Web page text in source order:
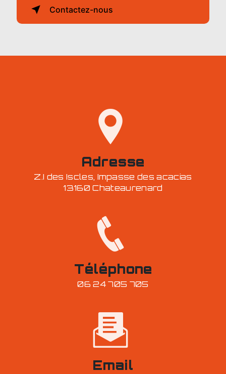
Contactez-nous
Adresse
Z.I des Iscles, Impasse des acacias
13160 Chateaurenard
Téléphone
06 24 705 705
Email